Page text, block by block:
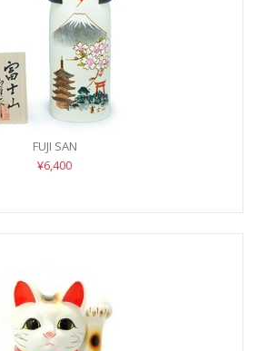
FUJI SAN
¥6,400